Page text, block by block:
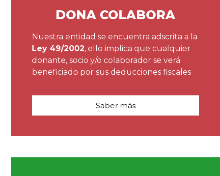
DONA COLABORA
Nuestra entidad se encuentra adscrita a la
Ley 49/2002, ello implica que cualquier
donante, socio y/o colaborador se verá
beneficiado por sus deducciones fiscales
Saber más